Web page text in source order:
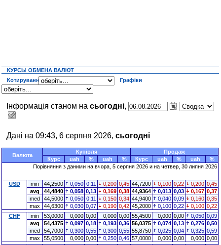
КУРСЫ ОБМЕНА ВАЛЮТ
Котирування
Графіки
Інформація станом насьогодні,
Дані на 09:43, 6 серпня 2026, сьогодні
Валюта
Купівля
Продаж
Курс
uah % uah % Курс uah % uah
%
Порівняння з даними на вчора , 5 серпня 2026 и на четвер, 30 липня 2026
USD min 44,2500 0,050 0,11 0,200 0,45 44,7200 0,100 0,22 0,200 0,45
avg
44,4840 0,058 0,13 0,169 0,38 44,9364 0,013 0,03 0,167 0,37
med
44,5000 0,050 0,11 0,150 0,34 44,9400 0,040 0,09 0,160 0,35
max
44,6300 0,030 0,07 0,190 0,42 45,2000 0,100 0,22 0,100 0,22
CHF
min 53,0000 0,000 0,00 0,000 0,00 55,4500 0,000 0,00 0,050 0,09
avg
54,4375 0,097 0,18 0,193 0,36 56,0375 0,074 0,13 0,276 0,50
med
54,7000 0,300 0,55 0,300 0,55 55,8750 0,025 0,04 0,325 0,59
max
55,0500 0,000 0,00 0,250 0,46 57,0000 0,000 0,00 0,000 0,00